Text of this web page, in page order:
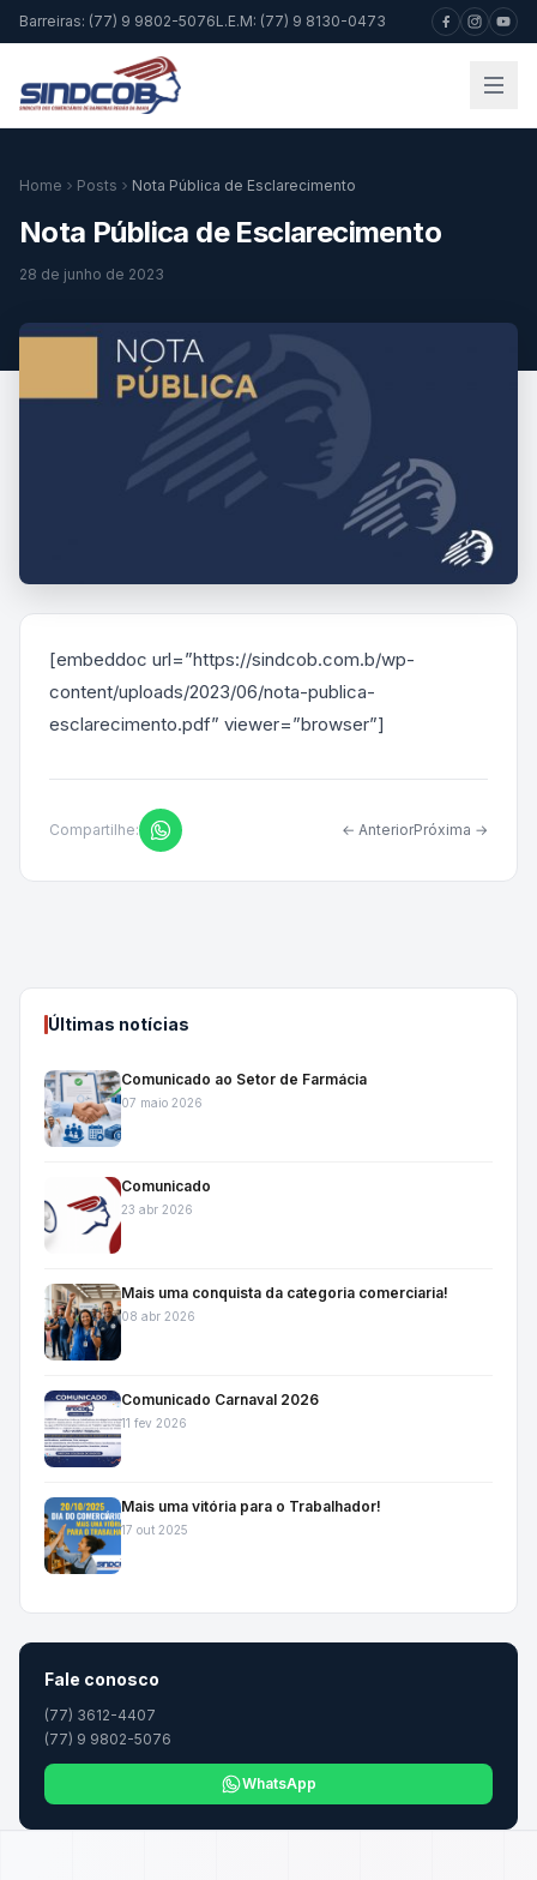
Barreiras: (77) 9 9802-5076L.E.M: (77) 9 8130-0473
Home Posts Nota Pública de Esclarecimento
Nota Pública de Esclarecimento
28 de junho de 2023
[embeddoc url=”https://sindcob.com.b/wp-
content/uploads/2023/06/nota-publica-
esclarecimento.pdf” viewer=”browser”]
Compartilhe: ← AnteriorPróxima →
Últimas notícias
Comunicado ao Setor de Farmácia
07 maio 2026
Comunicado
23 abr 2026
Mais uma conquista da categoria comerciaria!
08 abr 2026
Comunicado Carnaval 2026
11 fev 2026
Mais uma vitória para o Trabalhador!
17 out 2025
Fale conosco
(77) 3612-4407
(77) 9 9802-5076
WhatsApp